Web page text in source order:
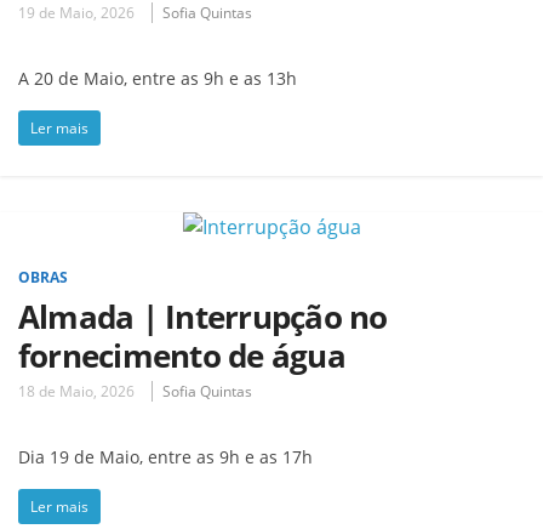
19 de Maio, 2026 Sofia Quintas
A 20 de Maio, entre as 9h e as 13h
Ler mais
OBRAS
Almada | Interrupção no
fornecimento de água
18 de Maio, 2026 Sofia Quintas
Dia 19 de Maio, entre as 9h e as 17h
Ler mais